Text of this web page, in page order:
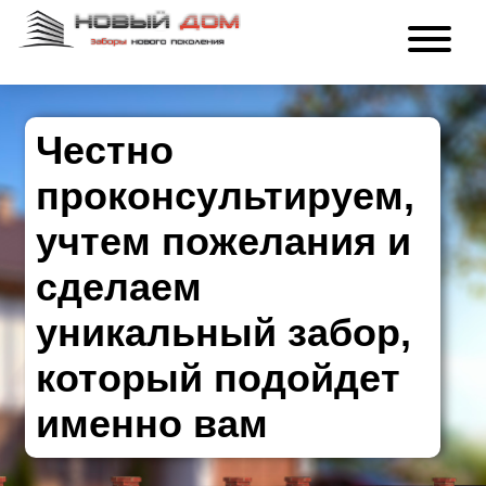
Честно
проконсультируем,
учтем пожелания и
сделаем
уникальный забор,
который подойдет
именно вам